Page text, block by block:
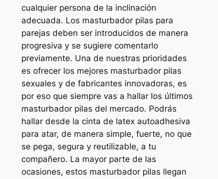
cualquier persona de la inclinación
adecuada. Los masturbador pilas para
parejas deben ser introducidos de manera
progresiva y se sugiere comentarlo
previamente. Una de nuestras prioridades
es ofrecer los mejores masturbador pilas
sexuales y de fabricantes innovadoras, es
por eso que siempre vas a hallar los últimos
masturbador pilas del mercado. Podrás
hallar desde la cinta de latex autoadhesiva
para atar, de manera simple, fuerte, no que
se pega, segura y reutilizable, a tu
compañero. La mayor parte de las
ocasiones, estos masturbador pilas llegan